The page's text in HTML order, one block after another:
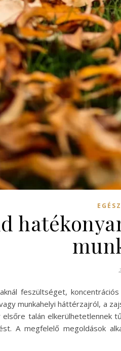
feszültséget,
munkahelyi háttérzajról, a
talán elkerülhetetlennek
A megfelelő megoldások